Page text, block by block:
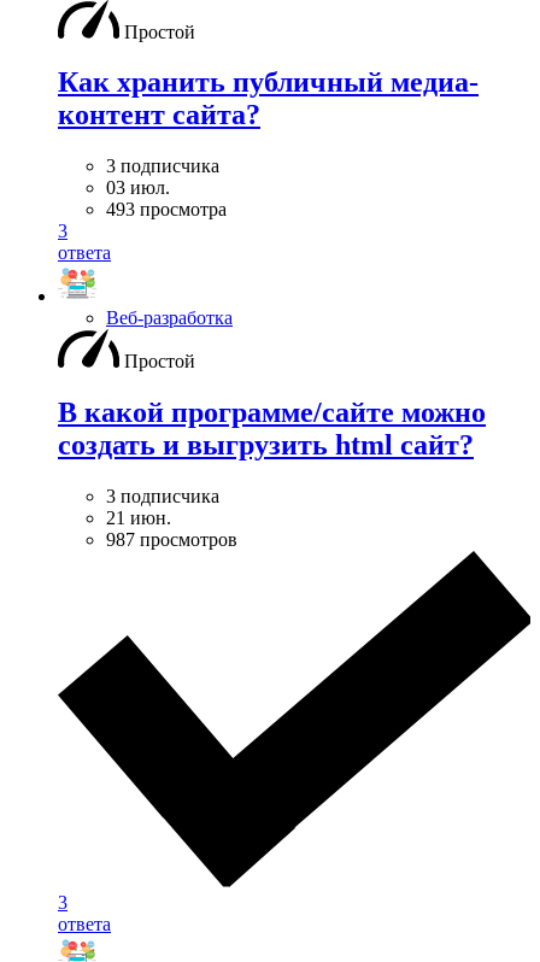
Простой
Как хранить публичный медиа-
контент сайта?
3 подписчика
03 июл.
493 просмотра
3
ответа
Веб-разработка
Простой
В какой программе/сайте можно
создать и выгрузить html сайт?
3 подписчика
21 июн.
987 просмотров
3
ответа